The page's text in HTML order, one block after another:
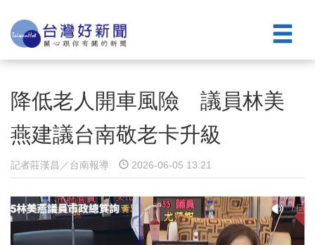
降低老人開車風險 議員林美
燕建議台南敬老卡升級
記者莊漢昌／台南報導 2026-06-05 13:21